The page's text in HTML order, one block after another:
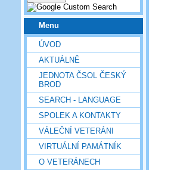
Menu
ÚVOD
AKTUÁLNĚ
JEDNOTA ČSOL ČESKÝ
BROD
SEARCH - LANGUAGE
SPOLEK A KONTAKTY
VÁLEČNÍ VETERÁNI
VIRTUÁLNÍ PAMÁTNÍK
O VETERÁNECH